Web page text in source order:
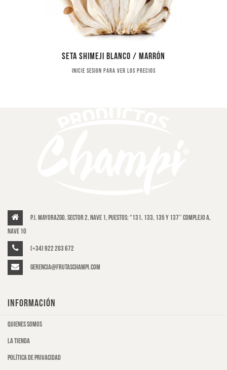
Seta shimeji blanco / marrón
Inicie sesion para ver los precios
P.I. Mayorazgo, Sector 2, Nave 1, puestos: “131, 133, 135 y 137″ Complejo A,
Nave 10
(+34) 922 203 672
gerencia@frutaschampi.com
INFORMACIÓN
Quienes somos
La tienda
Política de privacidad